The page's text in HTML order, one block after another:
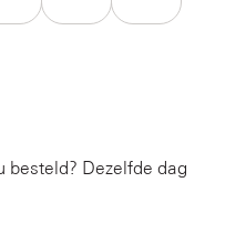
besteld? Dezelfde dag